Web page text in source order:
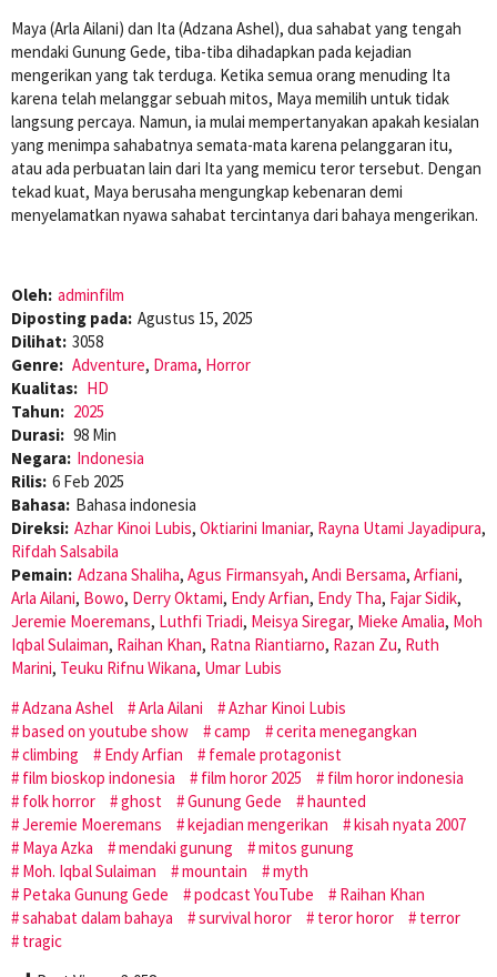
Maya (Arla Ailani) dan Ita (Adzana Ashel), dua sahabat yang tengah
mendaki Gunung Gede, tiba-tiba dihadapkan pada kejadian
mengerikan yang tak terduga. Ketika semua orang menuding Ita
karena telah melanggar sebuah mitos, Maya memilih untuk tidak
langsung percaya. Namun, ia mulai mempertanyakan apakah kesialan
yang menimpa sahabatnya semata-mata karena pelanggaran itu,
atau ada perbuatan lain dari Ita yang memicu teror tersebut. Dengan
tekad kuat, Maya berusaha mengungkap kebenaran demi
menyelamatkan nyawa sahabat tercintanya dari bahaya mengerikan.
Oleh: adminfilm
Diposting pada: Agustus 15, 2025
Dilihat: 3058
Genre: Adventure, Drama, Horror
Kualitas: HD
Tahun: 2025
Durasi: 98 Min
Negara: Indonesia
Rilis: 6 Feb 2025
Bahasa: Bahasa indonesia
Direksi: Azhar Kinoi Lubis, Oktiarini Imaniar, Rayna Utami Jayadipura,
Rifdah Salsabila
Pemain: Adzana Shaliha, Agus Firmansyah, Andi Bersama, Arfiani,
Arla Ailani, Bowo, Derry Oktami, Endy Arfian, Endy Tha, Fajar Sidik,
Jeremie Moeremans, Luthfi Triadi, Meisya Siregar, Mieke Amalia, Moh
Iqbal Sulaiman, Raihan Khan, Ratna Riantiarno, Razan Zu, Ruth
Marini, Teuku Rifnu Wikana, Umar Lubis
Adzana Ashel
Arla Ailani
Azhar Kinoi Lubis
based on youtube show
camp
cerita menegangkan
climbing
Endy Arfian
female protagonist
film bioskop indonesia
film horor 2025
film horor indonesia
folk horror
ghost Gunung Gede
haunted
Jeremie Moeremans
kejadian mengerikan
kisah nyata 2007
Maya Azka
mendaki gunung
mitos gunung
Moh. Iqbal Sulaiman
mountain
myth
Petaka Gunung Gede
podcast YouTube
Raihan Khan
sahabat dalam bahaya
survival horor teror horor
terror
tragic